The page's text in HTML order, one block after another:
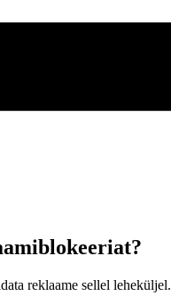
reklaame sellel leheküljel.